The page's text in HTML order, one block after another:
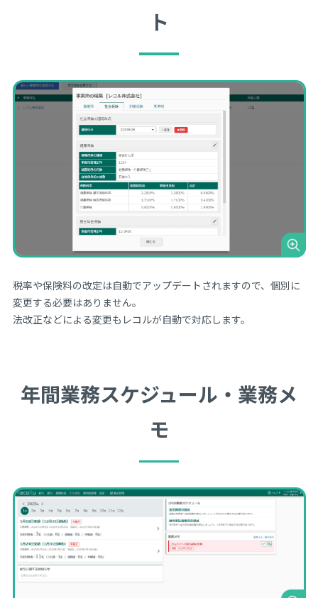
ト
税率や保険料の改定は自動でアップデートされますので、個別に
変更する必要はありません。
法改正などによる変更もレコルが自動で対応します。
年間業務スケジュール・業務メ
モ